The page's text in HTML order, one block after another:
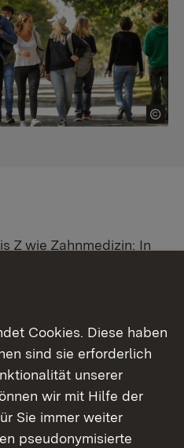
Z wie Zahnmedizin: In
unzählige
den passenden
gibt's eine Schritt-für-
Traum-Studium.
Württemberg
Cookies. Diese haben
sind sie erforderlich
unserer
wir mit Hilfe der
Sie immer weiter
pseudonymisierte